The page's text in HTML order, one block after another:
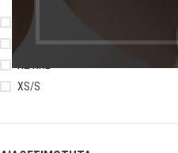
3XL/4XL
M/L
XS/S